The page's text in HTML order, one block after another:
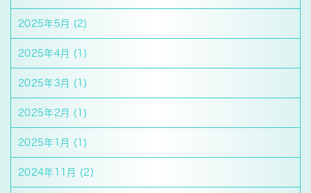
2025年5月 (2)
2025年4月 (1)
2025年3月 (1)
2025年2月 (1)
2025年1月 (1)
2024年11月 (2)